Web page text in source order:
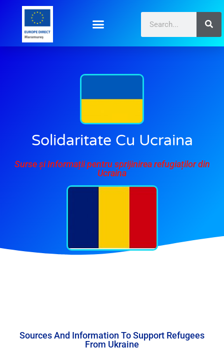
Solidaritate Cu Ucraina
Surse și Informații pentru sprijinirea refugiaților din
Ucraina
Sources And Information To Support Refugees
From Ukraine